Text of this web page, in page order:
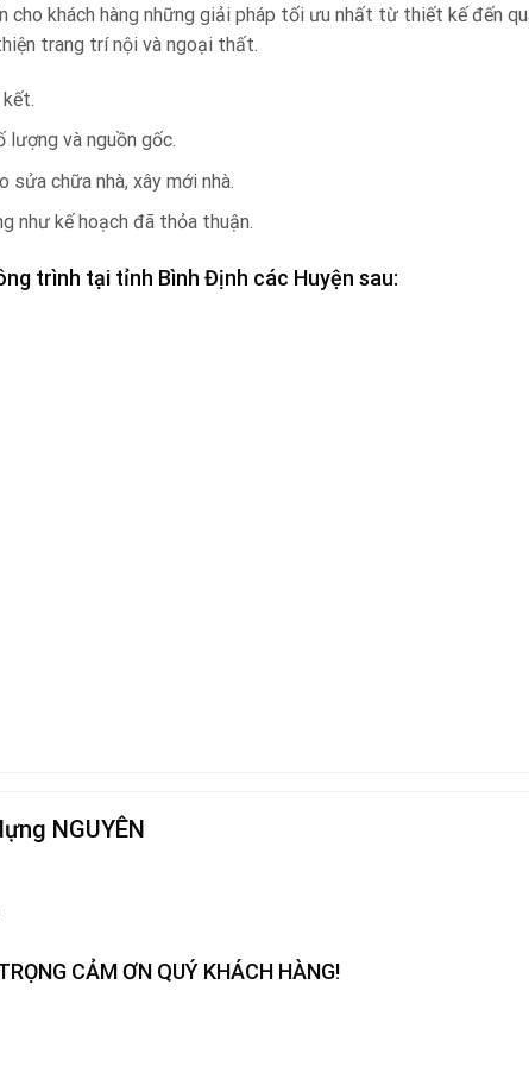
cho khách hàng những giải pháp tối ưu nhất từ thiết kế đến
trang trí nội và ngoại thất.
và nguồn gốc.
sửa chữa nhà, xây mới nhà.
như kế hoạch đã thỏa thuận.
trình tại tỉnh Bình Định các Huyện sau:
NGUYÊN
CẢM ƠN QUÝ KHÁCH HÀNG!